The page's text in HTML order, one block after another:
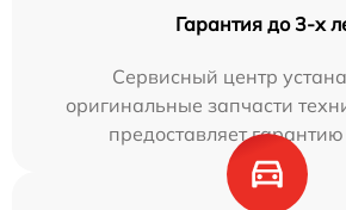
Гарантия до 3-х
Сервисный центр
оригинальные запчасти
предоставляет гарантию